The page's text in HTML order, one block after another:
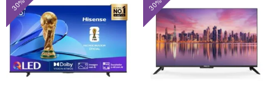
original
era:
$699.000.
actual
es:
$489.999.
original
era:
$527.000.
actual
es:
$369.000.